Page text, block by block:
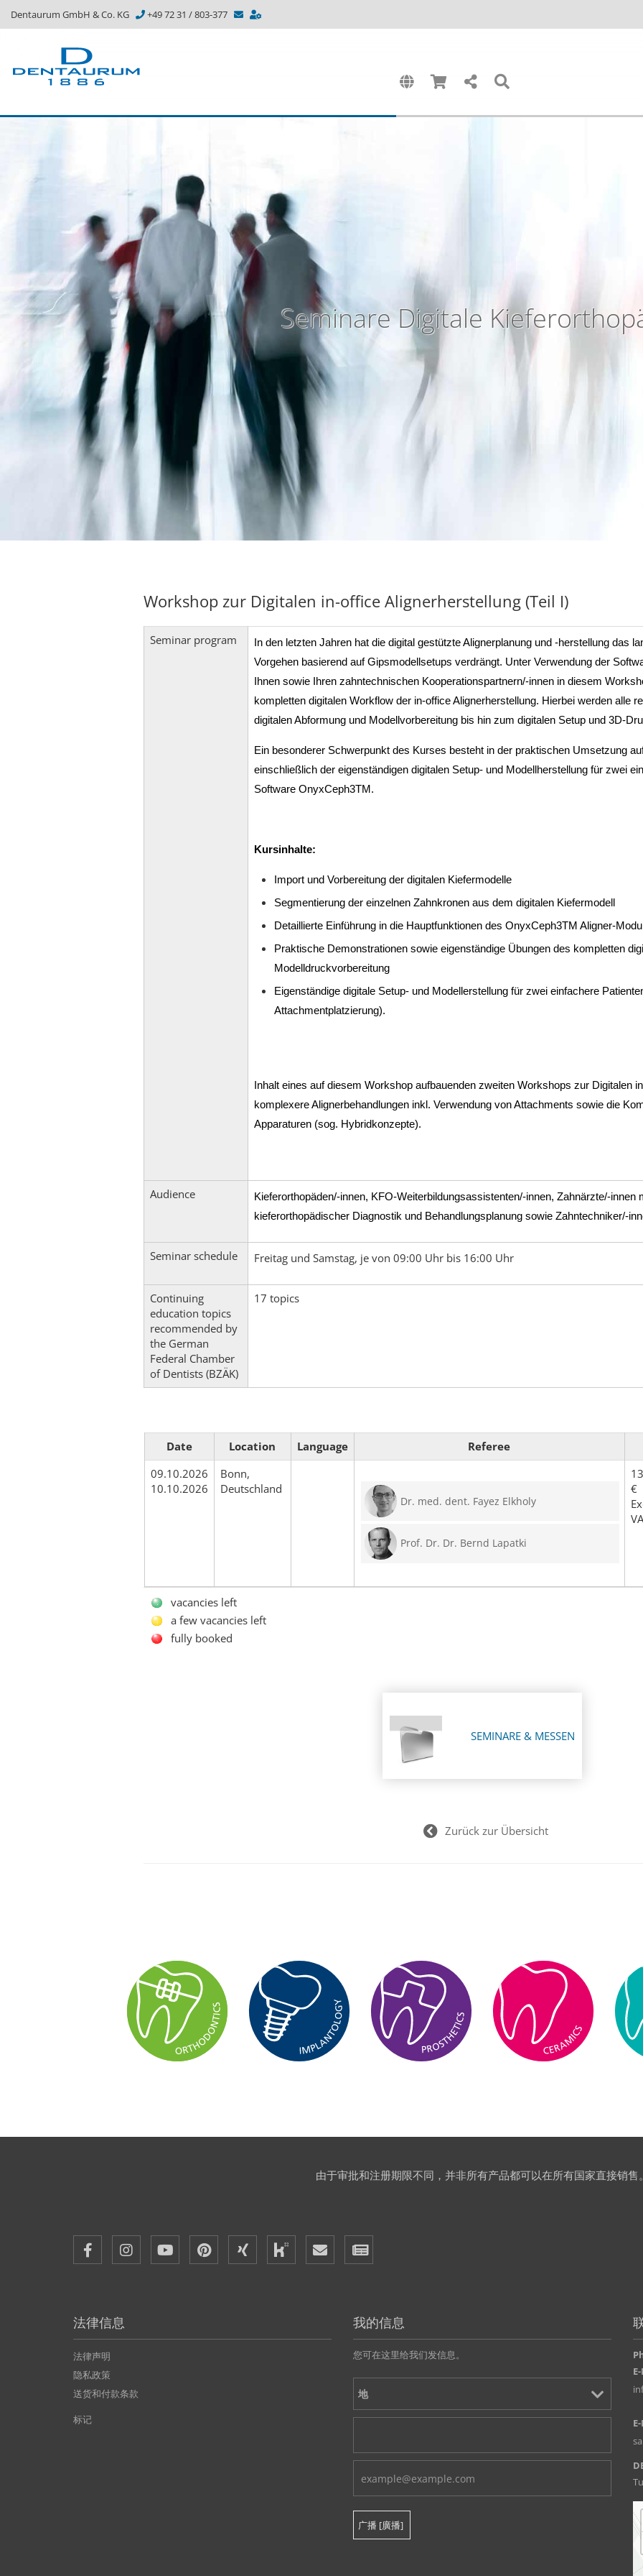
Dentaurum GmbH & Co. KG +49 72 31 / 803-377
Seminare Digitale
Workshop zur Digitalen in-office Alignerherstellung (Teil I)
Seminar program
In den letzten Jahren hat die digital gestützte Alignerplanung und -herstellung das
Vorgehen basierend auf Gipsmodellsetups verdrängt. Unter Verwendung der
Ihnen sowie Ihren zahntechnischen Kooperationspartnern/-innen in diesem
kompletten digitalen Workflow der in-office Alignerherstellung. Hierbei werden alle
digitalen Abformung und Modellvorbereitung bis hin zum digitalen Setup und 3D-
Ein besonderer Schwerpunkt des Kurses besteht in der praktischen Umsetzung
einschließlich der eigenständigen digitalen Setup- und Modellherstellung für zwei
Software OnyxCeph3TM.
Kursinhalte:
Import und Vorbereitung der digitalen Kiefermodelle
Segmentierung der einzelnen Zahnkronen aus dem digitalen Kiefermodell
Detaillierte Einführung in die Hauptfunktionen des OnyxCeph3TM Aligner-
Praktische Demonstrationen sowie eigenständige Übungen des kompletten
Modelldruckvorbereitung
Eigenständige digitale Setup- und Modellerstellung für zwei einfachere
Attachmentplatzierung).
Inhalt eines auf diesem Workshop aufbauenden zweiten Workshops zur Digitalen
komplexere Alignerbehandlungen inkl. Verwendung von Attachments sowie die
Apparaturen (sog. Hybridkonzepte).
Audience
Kieferorthopäden/-innen, KFO-Weiterbildungsassistenten/-innen, Zahnärzte/-innen
kieferorthopädischer Diagnostik und Behandlungsplanung sowie Zahntechniker/-
Seminar schedule Freitag und Samstag, je von 09:00 Uhr bis 16:00 Uhr
Continuing
education topics
recommended by
the German
Federal Chamber
of Dentists (BZÄK)
17 topics
Date Location Language Referee
09.10.2026
10.10.2026
Bonn,
Deutschland
Dr. med. dent. Fayez Elkholy
Prof. Dr. Dr. Bernd Lapatki
€
vacancies left
a few vacancies left
fully booked
SEMINARE & MESSEN
Zurück zur Übersicht
由于审批和注册期限不同，并非所有产品都可以在所有国家直接销售
法律信息
法律声明
隐私政策
送货和付款条款
标记
我的信息
您可在这里给我们发信息。